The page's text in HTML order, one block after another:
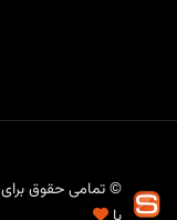
© تمامی حقوق برای